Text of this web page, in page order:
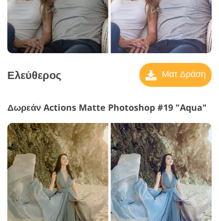
Ελεύθερος Ματ Δράση
Δωρεάν Actions Matte Photoshop #19 "Aqua"